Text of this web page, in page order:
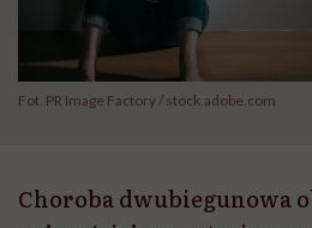
Fot. PR Image Factory / stock.adobe.com
Choroba dwubiegunowa